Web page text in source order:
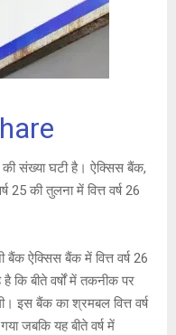
संख्या घटी है। ऐक्सिस बैंक,
की तुलना में वित्त वर्ष 26
ऐक्सिस बैंक में वित्त वर्ष 26
कि बीते वर्षों में तकनीक पर
इस बैंक का श्रमबल वित्त वर्ष
जबकि यह बीते वर्ष में